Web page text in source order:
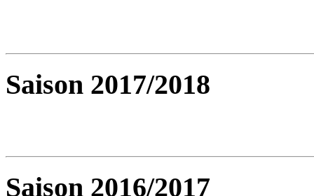
Saison 2017/2018
Saison 2016/2017